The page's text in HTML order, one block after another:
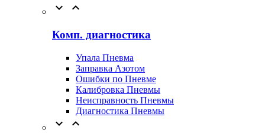


Комп. диагностика
Упала Пневма
Заправка Азотом
Ошибки по Пневме
Калибровка Пневмы
Неисправность Пневмы
Диагностика Пневмы
 